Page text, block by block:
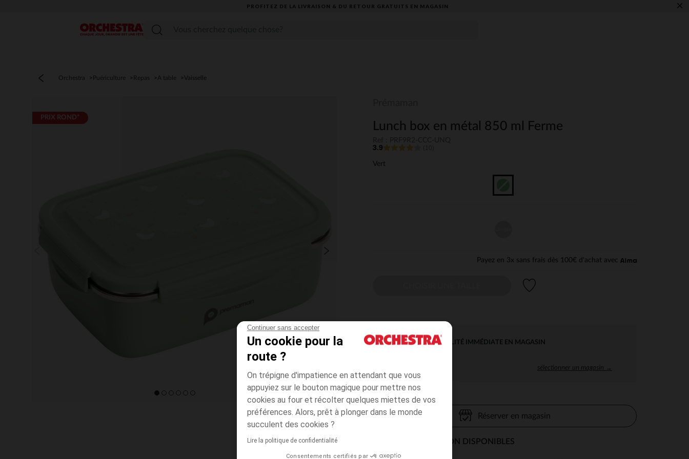
Continuer sans accepter
Un cookie pour la
route ?
On trépigne d'impatience en attendant que vous
appuyiez sur le bouton magique pour mettre nos
cookies au four et récolter quelques miettes de vos
préférences. Alors, prêt à plonger dans le monde
succulent des cookies ?
Lire la politique de confidentialité
Consentements certifiés par
PROFITEZ DE LA LIVRAISON & DU RETOUR GRATUITS EN MAGASIN​ ×
Menu
Orchestra Puériculture Repas A table Vaisselle
PRIX ROND*
Lunch box en métal 850 ml Ferme
3.9
Vert
Payez en 3x sans frais dès 100€ d'achat avec
DISPONIBILITÉ IMMÉDIATE EN MAGASIN
sélectionner un magasin →
Réserver en magasin
MODES DE LIVRAISON DISPONIBLES